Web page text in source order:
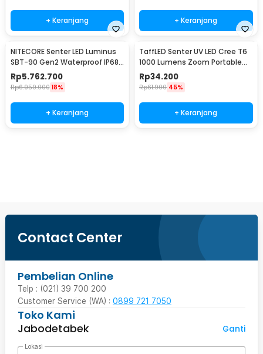
+ Keranjang + Keranjang
NITECORE Senter LED Luminus
SBT-90 Gen2 Waterproof IP68
5200 Lumens - TM39
Rp5.762.700
Rp6.959.000 18%
+ Keranjang
TaffLED Senter UV LED Cree T6
1000 Lumens Zoom Portable
395nm - T118
Rp34.200
Rp61.900 45%
+ Keranjang
Contact Center
Pembelian Online
Telp : (021) 39 700 200
Customer Service (WA) : 0899 721 7050
Toko Kami
Jabodetabek
Ganti
Lokasi